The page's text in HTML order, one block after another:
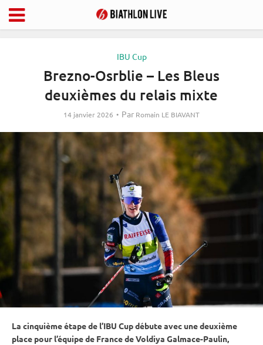
IBU Cup
Brezno-Osrblie – Les Bleus
deuxièmes du relais mixte
14 janvier 2026 Par Romain LE BIAVANT
La cinquième étape de l’IBU Cupdébute avec une deuxième
place pour l’équipe de France de Voldiya Galmace-Paulin,